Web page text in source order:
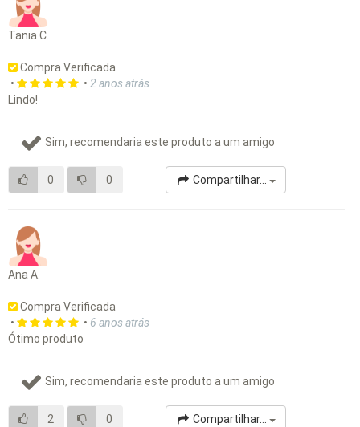
Tania C.
Compra Verificada
•
• 2 anos atrás
Lindo!
Sim, recomendaria este produto a um amigo
0 0 Compartilhar...
Ana A.
Compra Verificada
•
• 6 anos atrás
Ótimo produto
Sim, recomendaria este produto a um amigo
2 0 Compartilhar...